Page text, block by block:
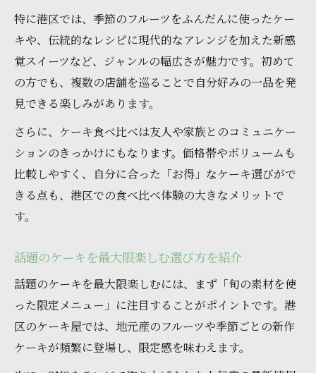
特に港区では、季節のフルーツをふんだんに使ったケー
キや、伝統的なレシピに現代的なアレンジを加えた新感
覚スイーツなど、ジャンルの幅広さが魅力です。初めて
の方でも、複数の店舗を巡ることで自分好みの一品を発
見できる楽しみがあります。
さらに、ケーキ食べ比べは友人や家族とのコミュニケー
ションのきっかけにもなります。価格帯やボリュームも
比較しやすく、自分に合った「お得」なケーキ選びがで
きる点も、港区での食べ比べ体験の大きなメリットで
す。
話題のケーキを最大限楽しむ選び方を紹介
話題のケーキを最大限楽しむには、まず「旬の素材を使
った限定メニュー」に注目することがポイントです。港
区のケーキ屋では、地元産のフルーツや季節ごとの新作
ケーキが頻繁に登場し、限定感を味わえます。